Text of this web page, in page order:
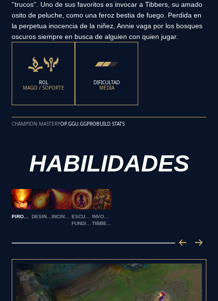
''trucos''. Uno de sus favoritos es invocar a Tibbers, su amado
osito de peluche, como una feroz bestia de fuego. Perdida en
la perpetua inocencia de la niñez, Annie vaga por los bosques
oscuros siempre en busca de alguien con quien jugar.
ROL
MAGO / SOPORTE
DIFICULTAD
MEDIA
CHAMPION MASTERYOP.GGU.GGPROBUILD STATS
HABILIDADES
DESINTEGRAR
ESCUDOINVOCAR: